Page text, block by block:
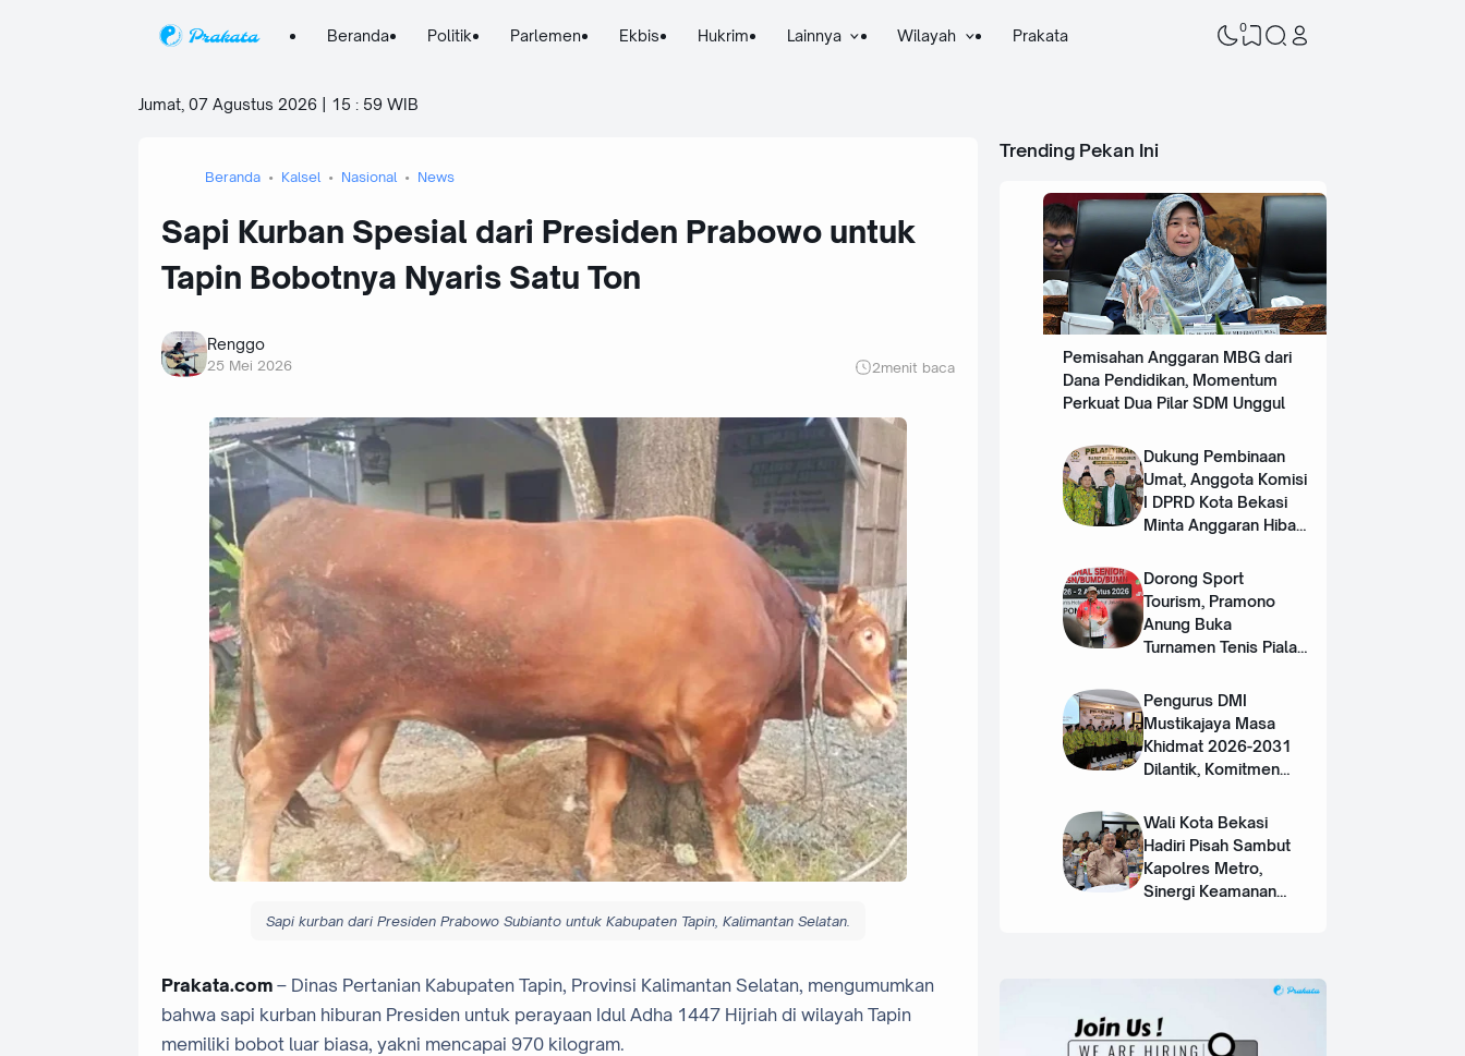
Beranda Politik Parlemen Ekbis Hukrim Lainnya Wilayah Prakata 0
Jumat, 07 Agustus 2026 | 15 : 59 WIB
Beranda Kalsel Nasional News
Sapi Kurban Spesial dari Presiden Prabowo untuk
Tapin Bobotnya Nyaris Satu Ton
Renggo
25 Mei 2026 2menit baca
Sapi kurban dari Presiden Prabowo Subianto untuk Kabupaten Tapin, Kalimantan Selatan.
Prakata.com – Dinas Pertanian Kabupaten Tapin, Provinsi Kalimantan Selatan, mengumumkan
bahwa sapi kurban hiburan Presiden untuk perayaan Idul Adha 1447 Hijriah di wilayah Tapin
memiliki bobot luar biasa, yakni mencapai 970 kilogram.
Trending Pekan Ini
Pemisahan Anggaran MBG dari
Dana Pendidikan, Momentum
Perkuat Dua Pilar SDM Unggul
Dukung Pembinaan
Umat, Anggota Komisi
I DPRD Kota Bekasi
Minta Anggaran Hibah
Dorong Sport
Tourism, Pramono
Anung Buka
Turnamen Tenis Piala
Pengurus DMI
Mustikajaya Masa
Khidmat 2026-2031
Dilantik, Komitmen
Program Nyata untuk
Umat
Wali Kota Bekasi
Hadiri Pisah Sambut
Kapolres Metro,
Sinergi Keamanan